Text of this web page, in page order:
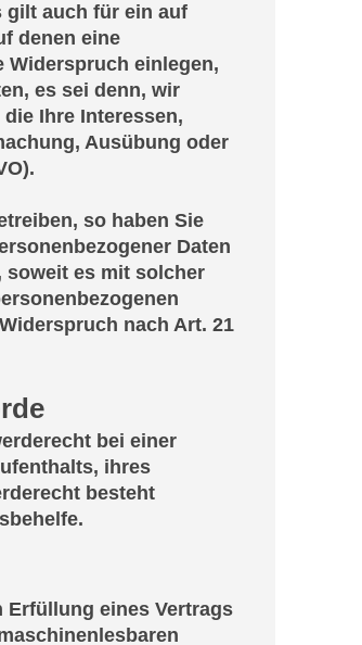
gilt auch für ein auf
denen eine
Widerspruch einlegen,
es sei denn, wir
Ihre Interessen,
Ausübung oder
so haben Sie
Daten
soweit es mit solcher
nach Art. 21
bei einer
ihres
besteht
Erfüllung eines Vertrags